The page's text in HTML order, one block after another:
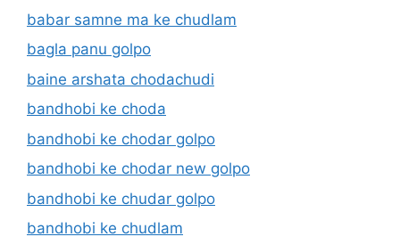
babar samne ma ke chudlam
bagla panu golpo
baine arshata chodachudi
bandhobi ke choda
bandhobi ke chodar golpo
bandhobi ke chodar new golpo
bandhobi ke chudar golpo
bandhobi ke chudlam